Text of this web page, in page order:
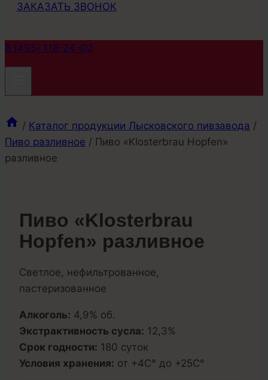
ЗАКАЗАТЬ ЗВОНОК
8 (495) 118-24-02
/ Каталог продукции Лысковского пивзавода /
Пиво разливное / Пиво «Klosterbrau Hopfen»
разливное
Пиво «Klosterbrau
Hopfen» разливное
Светлое, нефильтрованное,
пастеризованное
Алкоголь: 4,9% об.
Экстрактивность сусла: 12,3%
Срок годности: 180 суток
Условия хранения: от +4С° до +25С°